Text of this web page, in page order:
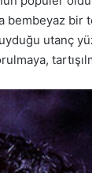
bembeyaz